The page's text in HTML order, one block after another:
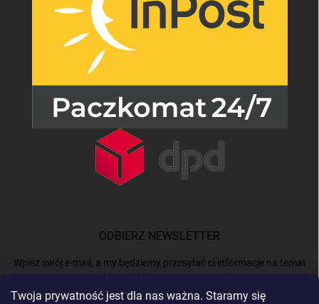
Twoja prywatność jest dla nas ważna. Staramy się
ODBIERZ NEWSLETTER
Wpisz swój e-mail, a my będziemy przesyłać ci informacje na temat
nowych produktów na naszym e-shop.